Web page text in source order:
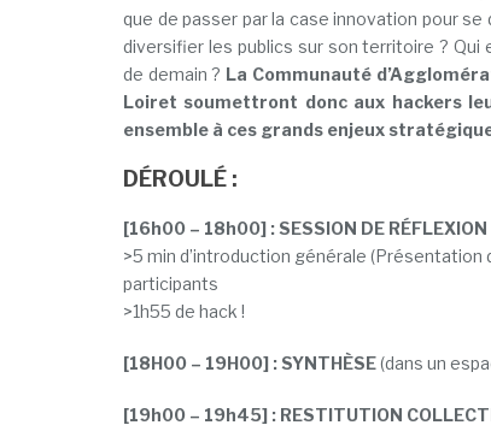
que de passer par la case innovation pour
diversifier les publics sur son territoire ? Qui
de demain ? La Communauté
Loiret soumettront donc aux hackers
ensemble à ces grands enjeux
DÉROULÉ :
[16h00 – 18h00] : SESSION DE RÉFLEXION
>5 min d’introduction générale
participants
>1h55 de hack !
[18H00 – 19H00] : SYNTHÈSE(dans un
[19h00 – 19h45] : RESTITUTION